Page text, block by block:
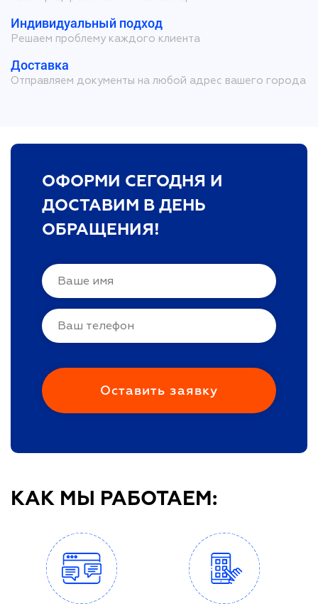
Индивидуальный подход
Решаем проблему каждого клиента
Доставка
Отправляем документы на любой адрес вашего города
ОФОРМИ СЕГОДНЯ И
ДОСТАВИМ В ДЕНЬ
ОБРАЩЕНИЯ!
КАК МЫ РАБОТАЕМ: